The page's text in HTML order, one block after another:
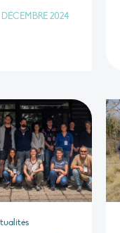
DÉCEMBRE 2024